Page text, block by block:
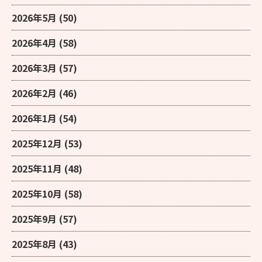
2026年5月 (50)
2026年4月 (58)
2026年3月 (57)
2026年2月 (46)
2026年1月 (54)
2025年12月 (53)
2025年11月 (48)
2025年10月 (58)
2025年9月 (57)
2025年8月 (43)